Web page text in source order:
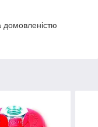
домовленістю